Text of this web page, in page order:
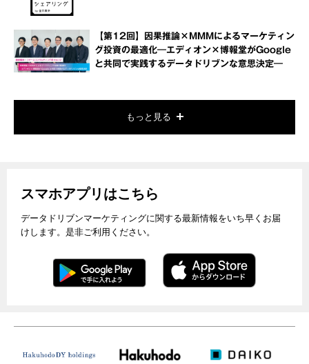
【第12回】因果推論×MMMによるマーケティン
グ投資の最適化―エディオン×博報堂がGoogle
と共同で実践するデータドリブンな意思決定―
もっと見る
スマホアプリはこちら
データドリブンマーケティングに関する最新情報をいち早くお届
けします。是非ご利用ください。